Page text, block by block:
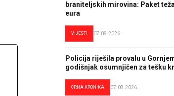
braniteljskih mirovina: Paket
eura
VIJESTI 07.08.2026.
Policija riješila provalu u
godišnjak osumnjičen za tešku
CRNA KRONIKA 07.08.2026.